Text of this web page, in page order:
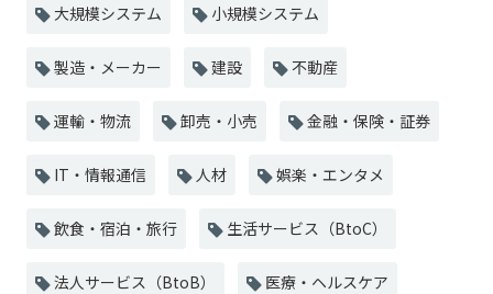
大規模システム 小規模システム
製造・メーカー 建設 不動産
運輸・物流 卸売・小売 金融・保険・証券
IT・情報通信 人材 娯楽・エンタメ
飲食・宿泊・旅行 生活サービス（BtoC）
法人サービス（BtoB） 医療・ヘルスケア